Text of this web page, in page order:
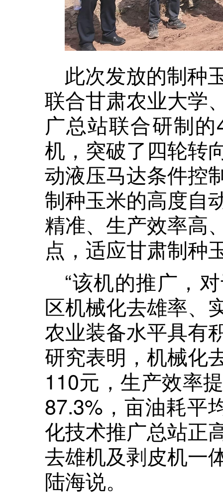
此次发放的制种
联合甘肃农业大学
广总站联合研制
机，突破了四轮转
动液压马达条件控
制种玉米的高度自
精准、生产效率高
点，适应甘肃制种
“该机的推广，
区机械化去雄率、
农业装备水平具有
研究表明，机械化
110元，生产效率
87.3%，亩油耗平
化技术推广总站正
去雄机及剥皮机一
陆海说。